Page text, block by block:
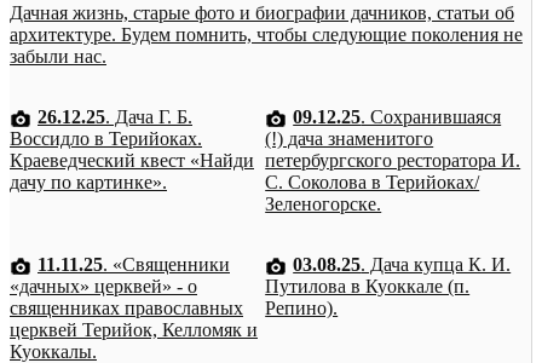
Дачная жизнь, старые фото и биографии дачников, статьи об
архитектуре. Будем помнить, чтобы следующие поколения не
забыли нас.
26.12.25. Дача Г. Б.
Воссидло в Терийоках.
Краеведческий квест «Найди
дачу по картинке».
09.12.25. Сохранившаяся
(!) дача знаменитого
петербургского ресторатора И.
С. Соколова в Терийоках/
Зеленогорске.
11.11.25. «Священники
«дачных» церквей» - о
священниках православных
церквей Терийок, Келломяк и
Куоккалы.
03.08.25. Дача купца К. И.
Путилова в Куоккале (п.
Репино).